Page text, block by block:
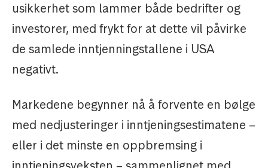
usikkerhet som lammer både bedrifter og
investorer, med frykt for at dette vil påvirke
de samlede inntjenningstallene i USA
negativt.
Markedene begynner nå å forvente en bølge
med nedjusteringer i inntjeningsestimatene –
eller i det minste en oppbremsing i